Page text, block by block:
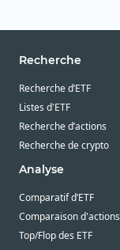
Recherche
Recherche d’ETF
Listes d'ETF
Recherche d’actions
Recherche de crypto
Analyse
Comparatif d’ETF
Comparaison d'actions
Top/Flop des ETF